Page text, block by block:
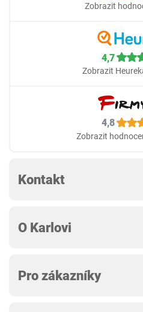
Zobrazit
4,7
Zobrazit
4,8
Zobrazit
Kontakt
O Karlovi
Pro zákazníky